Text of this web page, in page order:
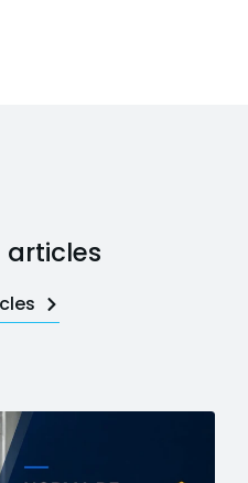
articles